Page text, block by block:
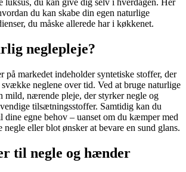
du kan skabe din egen naturlige
du måske allerede har i køkkenet.
neglepleje?
på markedet indeholder syntetiske stoffer, der
neglene over tid. Ved at bruge naturlige
mild, nærende pleje, der styrker negle og
tilsætningsstoffer. Samtidig kan du
dine egne behov – uanset om du kæmper med
negle eller blot ønsker at bevare en sund glans.
til negle og hænder